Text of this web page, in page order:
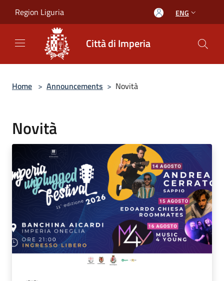
Region Liguria ENG
Città di Imperia
Home > Announcements > Novità
Novità